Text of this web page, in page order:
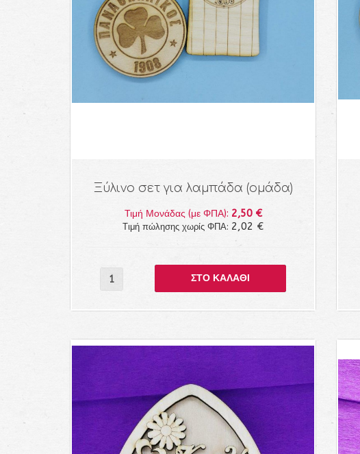
Ξύλινο σετ για λαμπάδα (ομάδα)
Τιμή Μονάδας (με ΦΠΑ): 2,50 €
Τιμή πώλησης χωρίς ΦΠΑ: 2,02 €